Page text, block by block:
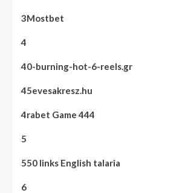
3Mostbet
4
40-burning-hot-6-reels.gr
45evesakresz.hu
4rabet Game 444
5
550 links English talaria
6